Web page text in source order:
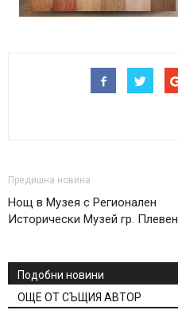
Предишна новина
Нощ в Музея с Регионален
Исторически Музей гр. Плевен
Подобни новини
ОЩЕ ОТ СЪЩИЯ АВТОР